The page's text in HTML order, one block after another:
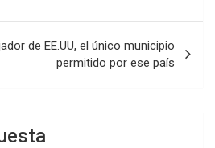
de EE.UU, el único municipio
permitido por ese país